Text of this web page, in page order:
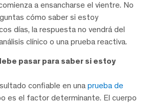
a ensancharse el vientre. No
cómo saber si estoy
días, la respuesta no vendrá del
clínico o una prueba reactiva.
pasar para saber si estoy
confiable en una prueba de
es el factor determinante. El cuerpo